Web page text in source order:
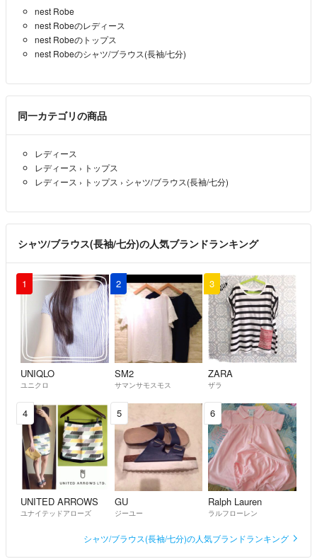
nest Robe
nest Robeのレディース
nest Robeのトップス
nest Robeのシャツ/ブラウス(長袖/七分)
同一カテゴリの商品
レディース
レディース › トップス
レディース › トップス › シャツ/ブラウス(長袖/七分)
シャツ/ブラウス(長袖/七分)の人気ブランドランキング
1
UNIQLO
ユニクロ
2
SM2
サマンサモスモス
3
ZARA
ザラ
4
UNITED ARROWS
ユナイテッドアローズ
5
GU
ジーユー
6
Ralph Lauren
ラルフローレン
シャツ/ブラウス(長袖/七分)の人気ブランドランキング